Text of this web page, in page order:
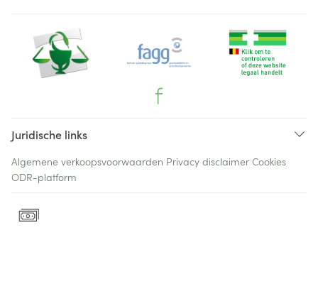
Juridische links
Algemene verkoopsvoorwaarden Privacy disclaimer Cookies
ODR-platform